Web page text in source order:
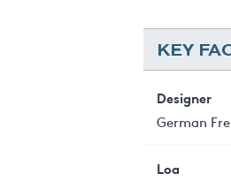
KEY
Designer
German
Loa